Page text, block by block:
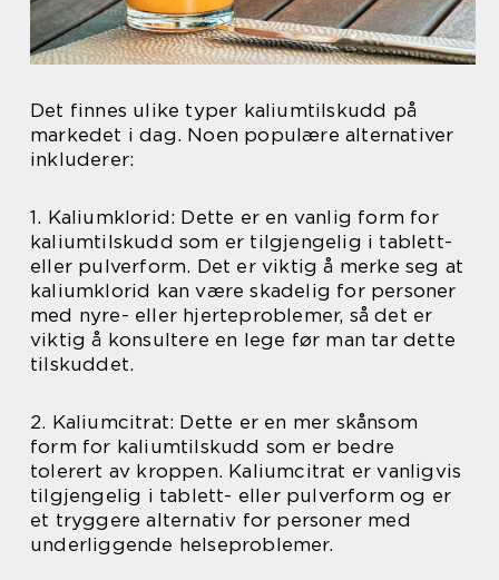
Det finnes ulike typer kaliumtilskudd på
markedet i dag. Noen populære alternativer
inkluderer:
1. Kaliumklorid: Dette er en vanlig form for
kaliumtilskudd som er tilgjengelig i tablett-
eller pulverform. Det er viktig å merke seg at
kaliumklorid kan være skadelig for personer
med nyre- eller hjerteproblemer, så det er
viktig å konsultere en lege før man tar dette
tilskuddet.
2. Kaliumcitrat: Dette er en mer skånsom
form for kaliumtilskudd som er bedre
tolerert av kroppen. Kaliumcitrat er vanligvis
tilgjengelig i tablett- eller pulverform og er
et tryggere alternativ for personer med
underliggende helseproblemer.